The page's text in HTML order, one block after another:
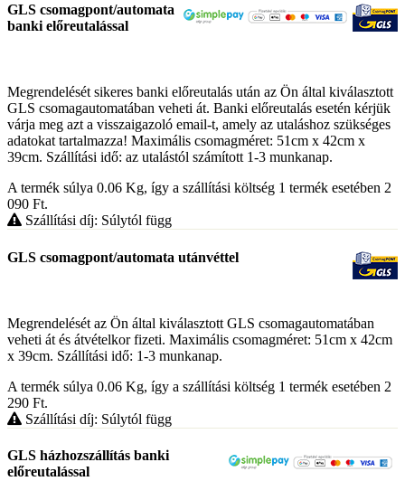
GLS csomagpont/automata
banki előreutalással
Megrendelését sikeres banki előreutalás után az Ön által kiválasztott
GLS csomagautomatában veheti át. Banki előreutalás esetén kérjük
várja meg azt a visszaigazoló email-t, amely az utaláshoz szükséges
adatokat tartalmazza! Maximális csomagméret: 51cm x 42cm x
39cm. Szállítási idő: az utalástól számított 1-3 munkanap.
A termék súlya 0.06 Kg, így a szállítási költség 1 termék esetében 2
090 Ft.
Szállítási díj: Súlytól függ
GLS csomagpont/automata utánvéttel
Megrendelését az Ön által kiválasztott GLS csomagautomatában
veheti át és átvételkor fizeti. Maximális csomagméret: 51cm x 42cm
x 39cm. Szállítási idő: 1-3 munkanap.
A termék súlya 0.06 Kg, így a szállítási költség 1 termék esetében 2
290 Ft.
Szállítási díj: Súlytól függ
GLS házhozszállítás banki
előreutalással